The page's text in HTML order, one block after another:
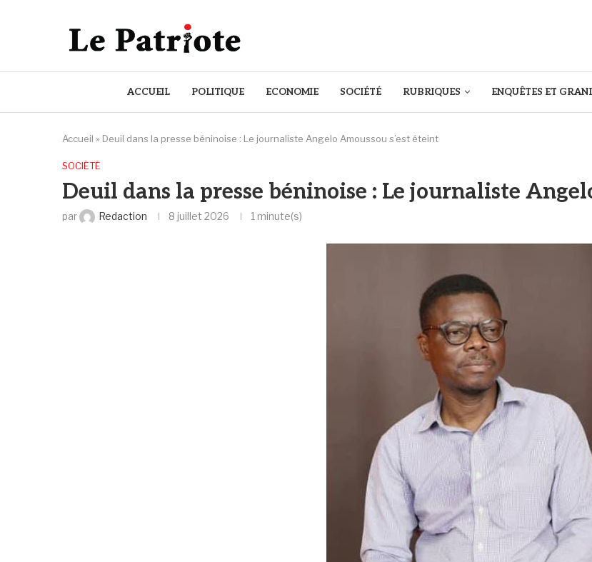
ACCUEIL POLITIQUE ECONOMIE SOCIÉTÉ RUBRIQUES ENQUÊTES ET
Accueil » Deuil dans la presse béninoise : Le journaliste Angelo Amoussou s’est éteint
SOCIÉTÉ
Deuil dans la presse béninoise : Le journaliste
par Redaction 8 juillet 2026 1 minute(s)